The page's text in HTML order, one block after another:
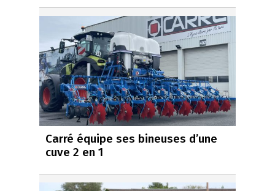
Carré équipe ses bineuses d’une
cuve 2 en 1